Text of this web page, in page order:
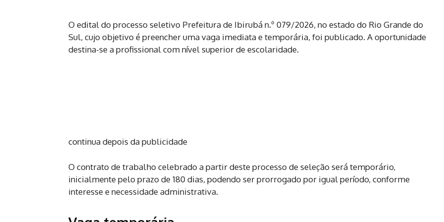
O edital do processo seletivo Prefeitura de Ibirubá n.º 079/2026, no estado do Rio Grande do
Sul, cujo objetivo é preencher uma vaga imediata e temporária, foi publicado. A oportunidade
destina-se a profissional com nível superior de escolaridade.
continua depois da publicidade
O contrato de trabalho celebrado a partir deste processo de seleção será temporário,
inicialmente pelo prazo de 180 dias, podendo ser prorrogado por igual período, conforme
interesse e necessidade administrativa.